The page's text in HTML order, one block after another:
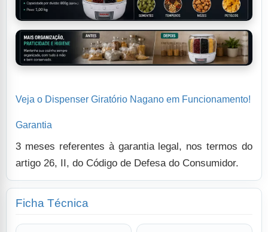
Veja o Dispenser Giratório Nagano em Funcionamento!
Garantia
3 meses referentes à garantia legal, nos termos do
artigo 26, II, do Código de Defesa do Consumidor.
Ficha Técnica